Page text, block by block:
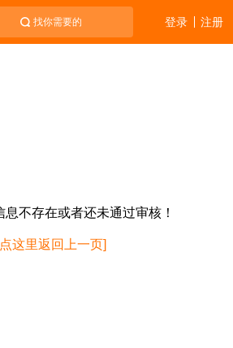
找你需要的 注册
登录
息不存在或者还未通过审核！
这里返回上一页]